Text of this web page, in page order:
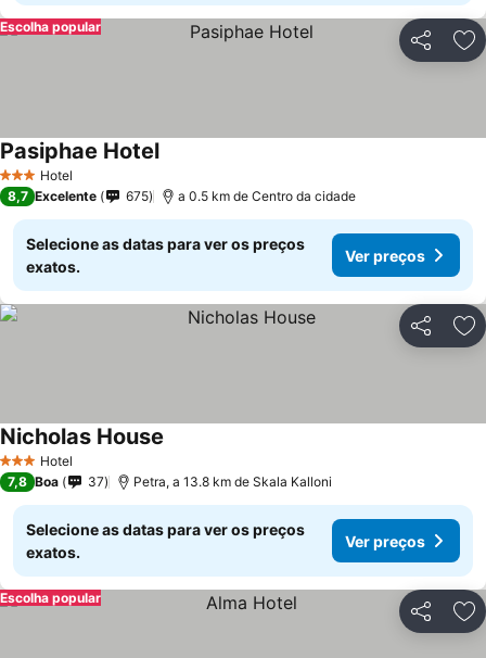
Partilhar
Escolha popular
3 EstrelasHotel
Pasiphae Hotel
8,7 Excelente 675 a 0.5 km de Centro da cidade
Selecione as datas para ver os preços
exatos.
Ver preços
Partilhar
3 EstrelasHotel
Nicholas House
7,8 Boa 37 Petra, a 13.8 km de Skala Kalloni
Selecione as datas para ver os preços
exatos.
Ver preços
Partilhar
Escolha popular